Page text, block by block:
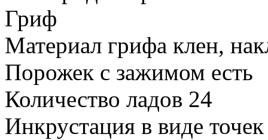
Гриф
Материал грифа клен,
Порожек с зажимом есть
Количество ладов 24
Инкрустация в виде точек